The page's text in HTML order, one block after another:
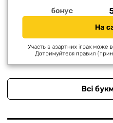
бонус
На
Участь в азартних іграх може
Дотримуйтеся правил
Всі